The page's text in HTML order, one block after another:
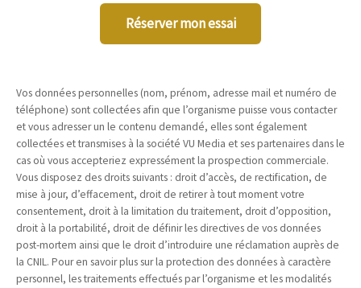
Réserver mon essai
Vos données personnelles (nom, prénom, adresse mail et numéro de
téléphone) sont collectées afin que l’organisme puisse vous contacter
et vous adresser un le contenu demandé, elles sont également
collectées et transmises à la société VU Media et ses partenaires dans le
cas où vous accepteriez expressément la prospection commerciale.
Vous disposez des droits suivants : droit d’accès, de rectification, de
mise à jour, d’effacement, droit de retirer à tout moment votre
consentement, droit à la limitation du traitement, droit d’opposition,
droit à la portabilité, droit de définir les directives de vos données
post-mortem ainsi que le droit d’introduire une réclamation auprès de
la CNIL. Pour en savoir plus sur la protection des données à caractère
personnel, les traitements effectués par l’organisme et les modalités